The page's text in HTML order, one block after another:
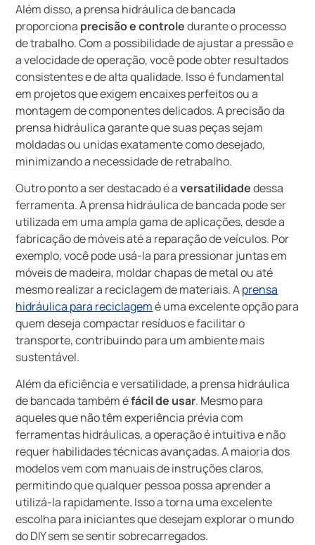
Além disso, a prensa hidráulica de bancada
proporciona precisão e controledurante o processo
de trabalho. Com a possibilidade de ajustar a pressão e
a velocidade de operação, você pode obter resultados
consistentes e de alta qualidade. Isso é fundamental
em projetos que exigem encaixes perfeitos ou a
montagem de componentes delicados. A precisão da
prensa hidráulica garante que suas peças sejam
moldadas ou unidas exatamente como desejado,
minimizando a necessidade de retrabalho.
Outro ponto a ser destacado é aversatilidadedessa
ferramenta. A prensa hidráulica de bancada pode ser
utilizada em uma ampla gama de aplicações, desde a
fabricação de móveis até a reparação de veículos. Por
exemplo, você pode usá-la para pressionar juntas em
móveis de madeira, moldar chapas de metal ou até
mesmo realizar a reciclagem de materiais. Aprensa
hidráulica para reciclagemé uma excelente opção para
quem deseja compactar resíduos e facilitar o
transporte, contribuindo para um ambiente mais
sustentável.
Além da eficiência e versatilidade, a prensa hidráulica
de bancada também éfácil de usar. Mesmo para
aqueles que não têm experiência prévia com
ferramentas hidráulicas, a operação é intuitiva e não
requer habilidades técnicas avançadas. A maioria dos
modelos vem com manuais de instruções claros,
permitindo que qualquer pessoa possa aprender a
utilizá-la rapidamente. Isso a torna uma excelente
escolha para iniciantes que desejam explorar o mundo
do DIY sem se sentir sobrecarregados.